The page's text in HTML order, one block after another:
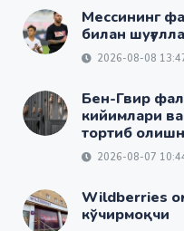
Мессининг
билан
2026-08-08
Бен-Гвир
кийимлари
тортиб
2026-08-07
Wildberries
кўчирмоқчи